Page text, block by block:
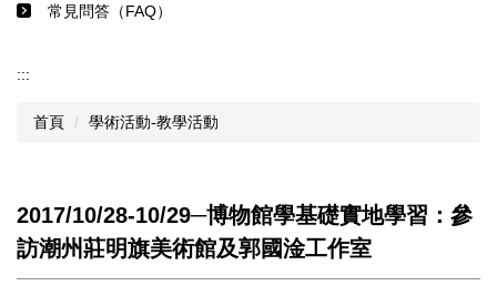
常見問答（FAQ）
:::
首頁 學術活動-教學活動
2017/10/28-10/29─博物館學基礎實地學習：參
訪潮州莊明旗美術館及郭國淦工作室